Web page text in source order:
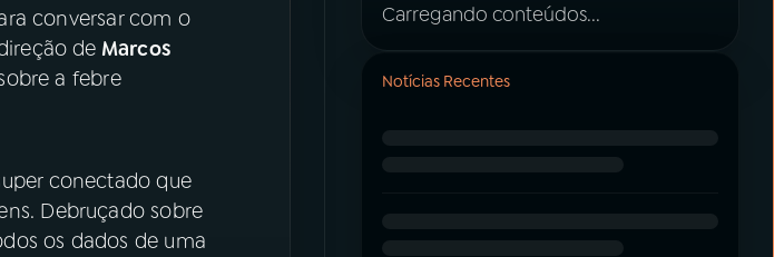
conversar com o
de Marcos
a febre
conectado que
Debruçado sobre
os dados de uma
Carregando conteúdos...
Notícias Recentes